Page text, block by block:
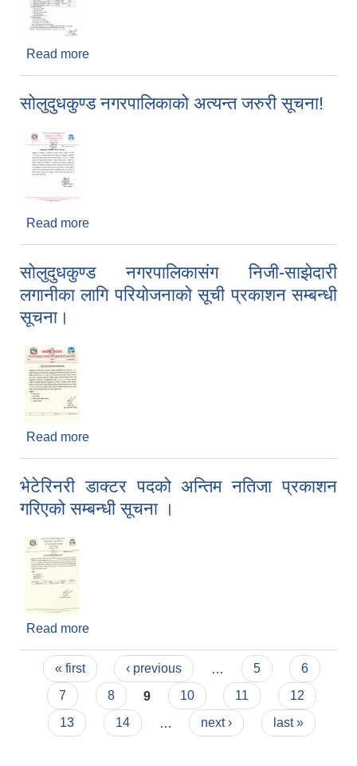
Read more
सोलुदुधकुण्ड नगरपालिकाको अत्यन्त जरुरी सूचना!
Read more
सोलुदुधकुण्ड नगरपालिकासंग निजी-साझेदारी
लगानीका लागि परियोजनाको सूची प्रकाशन सम्बन्धी
सूचना।
Read more
भेटेरिनरी डाक्टर पदको अन्तिम नतिजा प्रकाशन
गरिएको सम्बन्धी सूचना ।
Read more
Pages
« first ‹ previous 5
6
7
8 9 10 11
12
13
14 next › last »